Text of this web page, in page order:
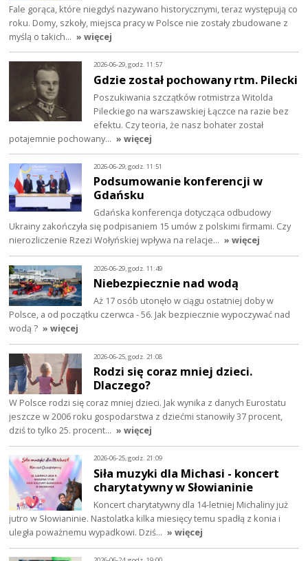
Fale gorąca, które niegdyś nazywano historycznymi, teraz występują co
roku. Domy, szkoły, miejsca pracy w Polsce nie zostały zbudowane z
myślą o takich… » więcej
2026-06-29, godz. 11:57
Gdzie został pochowany rtm. Pilecki
Poszukiwania szczątków rotmistrza Witolda
Pileckiego na warszawskiej Łączce na razie bez
efektu. Czy teoria, że nasz bohater został
potajemnie pochowany… » więcej
2026-06-29, godz. 11:51
Podsumowanie konferencji w
Gdańsku
Gdańska konferencja dotycząca odbudowy
Ukrainy zakończyła się podpisaniem 15 umów z polskimi firmami. Czy
nierozliczenie Rzezi Wołyńskiej wpływa na relacje… » więcej
2026-06-29, godz. 11:49
Niebezpiecznie nad wodą
Aż 17 osób utonęło w ciągu ostatniej doby w
Polsce, a od początku czerwca - 56. Jak bezpiecznie wypoczywać nad
wodą ? » więcej
2026-06-25, godz. 21:08
Rodzi się coraz mniej dzieci.
Dlaczego?
W Polsce rodzi się coraz mniej dzieci. Jak wynika z danych Eurostatu
jeszcze w 2006 roku gospodarstwa z dziećmi stanowiły 37 procent,
dziś to tylko 25. procent… » więcej
2026-06-25, godz. 21:09
Siła muzyki dla Michasi - koncert
charytatywny w Słowianinie
Koncert charytatywny dla 14-letniej Michaliny już
jutro w Słowianinie. Nastolatka kilka miesięcy temu spadłą z konia i
uległa poważnemu wypadkowi. Dziś… » więcej